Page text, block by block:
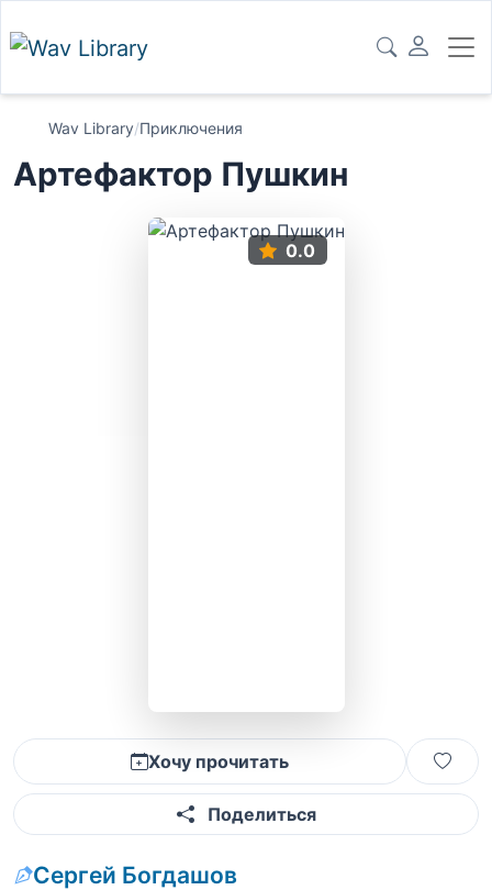
Wav Library/Приключения
Артефактор Пушкин
0.0
Хочу прочитать
Поделиться
Сергей Богдашов